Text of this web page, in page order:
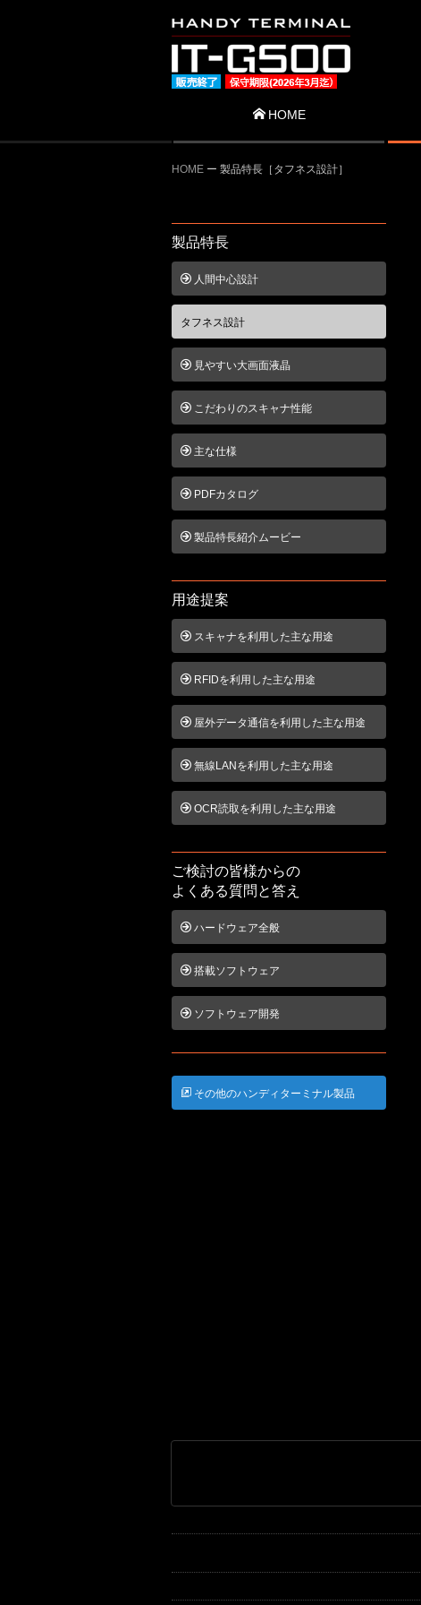
HOME
HOME ー 製品特長［タフネス設計］
製品特長
人間中心設計
タフネス設計
見やすい大画面液晶
こだわりのスキャナ性能
主な仕様
PDFカタログ
製品特長紹介ムービー
用途提案
スキャナを利用した主な用途
RFIDを利用した主な用途
屋外データ通信を利用した主な用途
無線LANを利用した主な用途
OCR読取を利用した主な用途
ご検討の皆様からの
よくある質問と答え
ハードウェア全般
搭載ソフトウェア
ソフトウェア開発
その他のハンディターミナル製品